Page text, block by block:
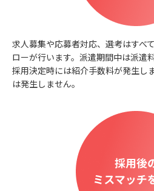
求人募集や応募者対応、選考はすべ
ローが行います。派遣期間中は派遣
採用決定時には紹介手数料が発生し
は発生しません。